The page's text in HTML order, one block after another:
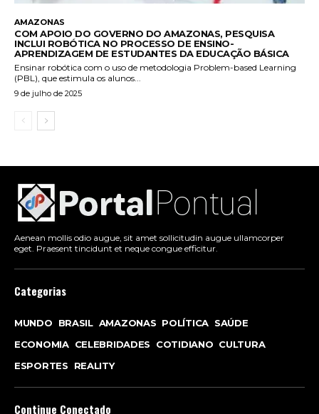
AMAZONAS
COM APOIO DO GOVERNO DO AMAZONAS, PESQUISA
INCLUI ROBÓTICA NO PROCESSO DE ENSINO-
APRENDIZAGEM DE ESTUDANTES DA EDUCAÇÃO BÁSICA
Ensinar robótica com o uso de metodologia Problem-based Learning
(PBL), que estimula os alunos...
9 de julho de 2025
Aenean mollis odio augue, sit amet sollicitudin augue ullamcorper
eget. Praesent tincidunt et neque congue efficitur.
Categorias
MUNDO BRASIL AMAZONAS POLÍTICA SAÚDE
ECONOMIA CELEBRIDADES COTIDIANO CULTURA
ESPORTES
REALITY
Continue Conectado